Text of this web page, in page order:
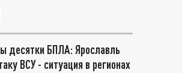
десятки БПЛА: Ярославль
ВСУ - ситуация в регионах